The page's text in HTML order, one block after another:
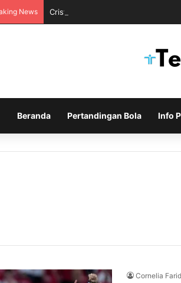
News Cristian Romero Masuk Radar
Beranda Pertandingan Bola Info
Cornelia